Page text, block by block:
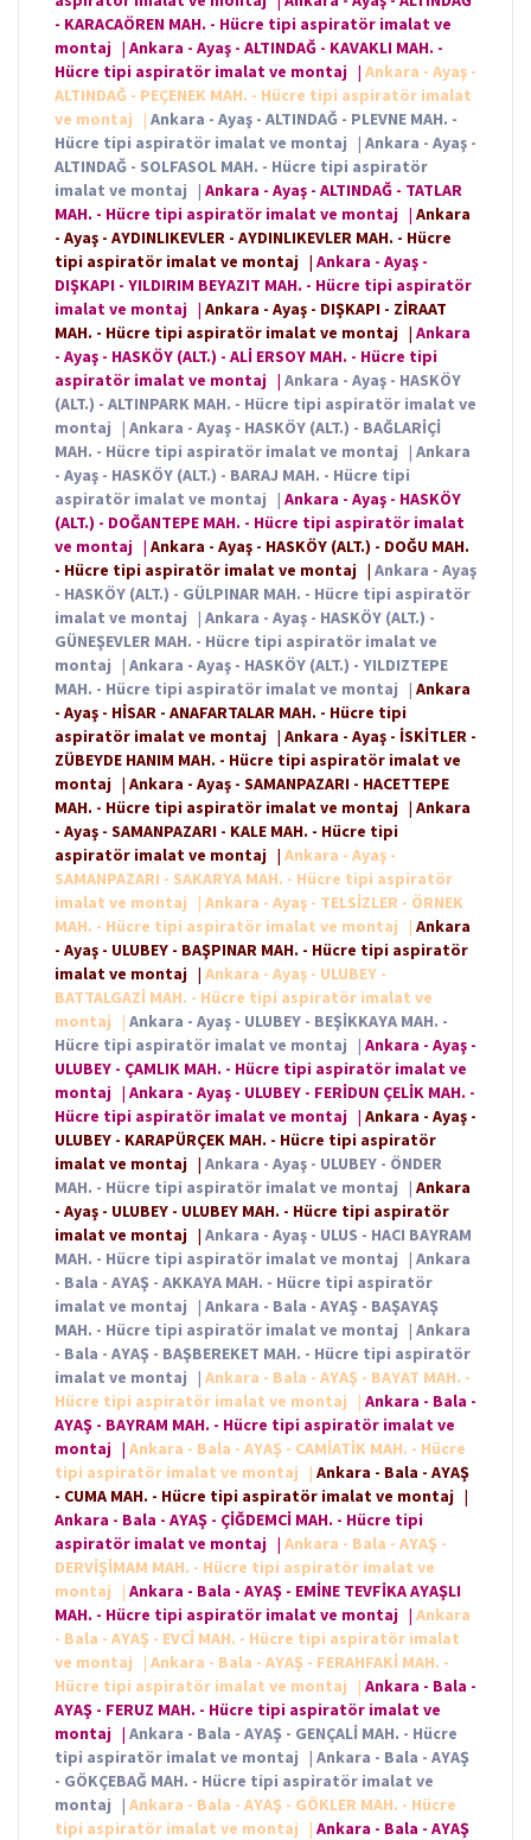
- KARACAÖREN MAH. - Hücre tipi aspiratör imalat ve
montaj | Ankara - Ayaş - ALTINDAĞ - KAVAKLI MAH. -
Hücre tipi aspiratör imalat ve montaj | Ankara - Ayaş -
ALTINDAĞ - PEÇENEK MAH. - Hücre tipi aspiratör imalat
ve montaj
| Ankara - Ayaş - ALTINDAĞ - PLEVNE MAH. -
Hücre tipi aspiratör imalat ve montaj | Ankara - Ayaş -
ALTINDAĞ - SOLFASOL MAH. - Hücre tipi aspiratör
imalat ve montaj | Ankara - Ayaş - ALTINDAĞ - TATLAR
MAH. - Hücre tipi aspiratör imalat ve montaj | Ankara
- Ayaş - AYDINLIKEVLER - AYDINLIKEVLER MAH. - Hücre
tipi aspiratör imalat ve montaj | Ankara - Ayaş -
DIŞKAPI - YILDIRIM BEYAZIT MAH. - Hücre tipi aspiratör
imalat ve montaj | Ankara - Ayaş - DIŞKAPI - ZİRAAT
MAH. - Hücre tipi aspiratör imalat ve montaj | Ankara
- Ayaş - HASKÖY (ALT.) - ALİ ERSOY MAH. - Hücre tipi
aspiratör imalat ve montaj | Ankara - Ayaş - HASKÖY
(ALT.) - ALTINPARK MAH. - Hücre tipi aspiratör imalat ve
montaj | Ankara - Ayaş - HASKÖY (ALT.) - BAĞLARİÇİ
MAH. - Hücre tipi aspiratör imalat ve montaj | Ankara
- Ayaş - HASKÖY (ALT.) - BARAJ MAH. - Hücre tipi
aspiratör imalat ve montaj | Ankara - Ayaş - HASKÖY
(ALT.) - DOĞANTEPE MAH. - Hücre tipi aspiratör imalat
ve montaj | Ankara - Ayaş - HASKÖY (ALT.) - DOĞU MAH.
- Hücre tipi aspiratör imalat ve montaj | Ankara - Ayaş
- HASKÖY (ALT.) - GÜLPINAR MAH. - Hücre tipi aspiratör
imalat ve montaj | Ankara - Ayaş - HASKÖY (ALT.) -
GÜNEŞEVLER MAH. - Hücre tipi aspiratör imalat ve
montaj | Ankara - Ayaş - HASKÖY (ALT.) - YILDIZTEPE
MAH. - Hücre tipi aspiratör imalat ve montaj | Ankara
- Ayaş - HİSAR - ANAFARTALAR MAH. - Hücre tipi
aspiratör imalat ve montaj | Ankara - Ayaş - İSKİTLER -
ZÜBEYDE HANIM MAH. - Hücre tipi aspiratör imalat ve
montaj | Ankara - Ayaş - SAMANPAZARI - HACETTEPE
MAH. - Hücre tipi aspiratör imalat ve montaj | Ankara
- Ayaş - SAMANPAZARI - KALE MAH. - Hücre tipi
aspiratör imalat ve montaj | Ankara - Ayaş -
SAMANPAZARI - SAKARYA MAH. - Hücre tipi aspiratör
imalat ve montaj
| Ankara - Ayaş - TELSİZLER - ÖRNEK
MAH. - Hücre tipi aspiratör imalat ve montaj
| Ankara
- Ayaş - ULUBEY - BAŞPINAR MAH. - Hücre tipi aspiratör
imalat ve montaj | Ankara - Ayaş - ULUBEY -
BATTALGAZİ MAH. - Hücre tipi aspiratör imalat ve
montaj
| Ankara - Ayaş - ULUBEY - BEŞİKKAYA MAH. -
Hücre tipi aspiratör imalat ve montaj | Ankara - Ayaş -
ULUBEY - ÇAMLIK MAH. - Hücre tipi aspiratör imalat ve
montaj | Ankara - Ayaş - ULUBEY - FERİDUN ÇELİK MAH. -
Hücre tipi aspiratör imalat ve montaj | Ankara - Ayaş -
ULUBEY - KARAPÜRÇEK MAH. - Hücre tipi aspiratör
imalat ve montaj | Ankara - Ayaş - ULUBEY - ÖNDER
MAH. - Hücre tipi aspiratör imalat ve montaj | Ankara
- Ayaş - ULUBEY - ULUBEY MAH. - Hücre tipi aspiratör
imalat ve montaj | Ankara - Ayaş - ULUS - HACI BAYRAM
MAH. - Hücre tipi aspiratör imalat ve montaj | Ankara
- Bala - AYAŞ - AKKAYA MAH. - Hücre tipi aspiratör
imalat ve montaj | Ankara - Bala - AYAŞ - BAŞAYAŞ
MAH. - Hücre tipi aspiratör imalat ve montaj | Ankara
- Bala - AYAŞ - BAŞBEREKET MAH. - Hücre tipi aspiratör
imalat ve montaj | Ankara - Bala - AYAŞ - BAYAT MAH. -
Hücre tipi aspiratör imalat ve montaj
| Ankara - Bala -
AYAŞ - BAYRAM MAH. - Hücre tipi aspiratör imalat ve
montaj | Ankara - Bala - AYAŞ - CAMİATİK MAH. - Hücre
tipi aspiratör imalat ve montaj
| Ankara - Bala - AYAŞ
- CUMA MAH. - Hücre tipi aspiratör imalat ve montaj |
Ankara - Bala - AYAŞ - ÇİĞDEMCİ MAH. - Hücre tipi
aspiratör imalat ve montaj | Ankara - Bala - AYAŞ -
DERVİŞİMAM MAH. - Hücre tipi aspiratör imalat ve
montaj
| Ankara - Bala - AYAŞ - EMİNE TEVFİKA AYAŞLI
MAH. - Hücre tipi aspiratör imalat ve montaj | Ankara
- Bala - AYAŞ - EVCİ MAH. - Hücre tipi aspiratör imalat
ve montaj
| Ankara - Bala - AYAŞ - FERAHFAKİ MAH. -
Hücre tipi aspiratör imalat ve montaj
| Ankara - Bala -
AYAŞ - FERUZ MAH. - Hücre tipi aspiratör imalat ve
montaj | Ankara - Bala - AYAŞ - GENÇALİ MAH. - Hücre
tipi aspiratör imalat ve montaj | Ankara - Bala - AYAŞ
- GÖKÇEBAĞ MAH. - Hücre tipi aspiratör imalat ve
montaj | Ankara - Bala - AYAŞ - GÖKLER MAH. - Hücre
tipi aspiratör imalat ve montaj
| Ankara - Bala - AYAŞ